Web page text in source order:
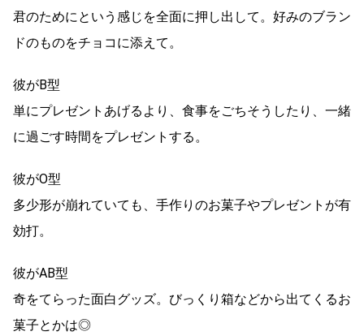
君のためにという感じを全面に押し出して。好みのブラン
ドのものをチョコに添えて。
彼がB型
単にプレゼントあげるより、食事をごちそうしたり、一緒
に過ごす時間をプレゼントする。
彼がO型
多少形が崩れていても、手作りのお菓子やプレゼントが有
効打。
彼がAB型
奇をてらった面白グッズ。びっくり箱などから出てくるお
菓子とかは◎